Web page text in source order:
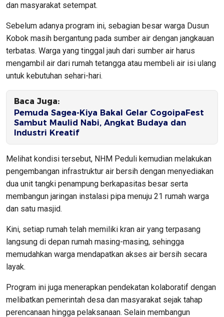
dan masyarakat setempat.
Sebelum adanya program ini, sebagian besar warga Dusun
Kobok masih bergantung pada sumber air dengan jangkauan
terbatas. Warga yang tinggal jauh dari sumber air harus
mengambil air dari rumah tetangga atau membeli air isi ulang
untuk kebutuhan sehari-hari.
Baca Juga:
Pemuda Sagea-Kiya Bakal Gelar CogoipaFest
Sambut Maulid Nabi, Angkat Budaya dan
Industri Kreatif
Melihat kondisi tersebut, NHM Peduli kemudian melakukan
pengembangan infrastruktur air bersih dengan menyediakan
dua unit tangki penampung berkapasitas besar serta
membangun jaringan instalasi pipa menuju 21 rumah warga
dan satu masjid.
Kini, setiap rumah telah memiliki kran air yang terpasang
langsung di depan rumah masing-masing, sehingga
memudahkan warga mendapatkan akses air bersih secara
layak.
Program ini juga menerapkan pendekatan kolaboratif dengan
melibatkan pemerintah desa dan masyarakat sejak tahap
perencanaan hingga pelaksanaan. Selain membangun